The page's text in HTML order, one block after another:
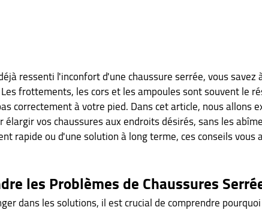
ressenti l'inconfort d'une chaussure serrée, vous
frottements, les cors et les ampoules sont souvent le
correctement à votre pied. Dans cet article, nous allons
élargir vos chaussures aux endroits désirés, sans les
rapide ou d'une solution à long terme, ces conseils
les Problèmes de Chaussures
dans les solutions, il est crucial de comprendre